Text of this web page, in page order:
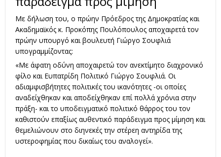
Με δήλωση του, ο πρώην Πρόεδρος της Δημοκρατίας και
Ακαδημαϊκός κ. Προκόπης Πουλόπουλος αποχαιρετά τον
πρώην υπουργό και βουλευτή Γιώργο Σουφλιά
υπογραμμίζοντας:
«Με άφατη οδύνη αποχαιρετώ τον ανεκτίμητο διαχρονικό
φίλο και Ευπατρίδη Πολιτικό Γιώργο Σουφλιά. Οι
αδιαμφισβήτητες πολιτικές του ικανότητες -οι οποίες
αναδείχθηκαν και αποδείχθηκαν επί πολλά χρόνια στην
πράξη- και το υποδειγματικό πολιτικό θάρρος του τον
καθιστούν επαξίως αυθεντικό παράδειγμα προς μίμηση και
θεμελιώνουν στο διηνεκές την στέρεη αντηρίδα της
υστεροφημίας που δικαίως του αναλογεί».